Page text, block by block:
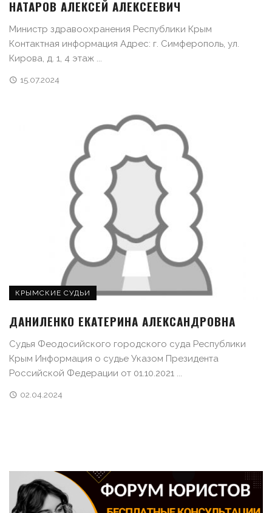
НАТАРОВ АЛЕКСЕЙ АЛЕКСЕЕВИЧ
Министр здравоохранения Республики Крым
Контактная информация Адрес: г. Симферополь, ул.
Кирова, д. 1, 4 этаж ...
15.07.2024
КРЫМСКИЕ СУДЬИ
ДАНИЛЕНКО ЕКАТЕРИНА АЛЕКСАНДРОВНА
Судья Феодосийского городского суда Республики
Крым Информация о судье Указом Президента
Российской Федерации от 01.10.2021 ...
02.04.2024